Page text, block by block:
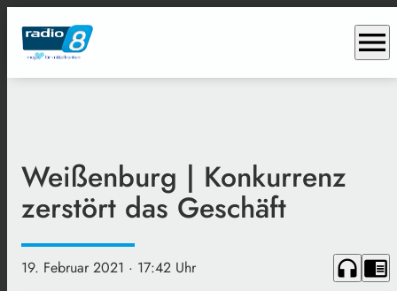
menu
Weißenburg | Konkurrenz
zerstört das Geschäft
19. Februar 2021 · 17:42 Uhr headphones chrome_reader_mode